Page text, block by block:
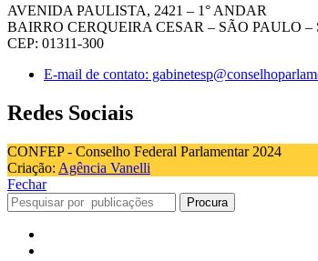
AVENIDA PAULISTA, 2421 – 1° ANDAR
BAIRRO CERQUEIRA CESAR – SÃO PAULO –
CEP: 01311-300
E-mail de contato:
Redes Sociais
CONFEP - Conselho Federal Parlamentar 2024
Criação: Agência Vanelli
Fechar
Procura